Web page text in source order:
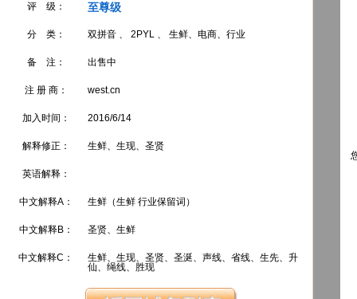
评 级： 至尊级
分 类： 双拼音 、 2PYL 、 生鲜、电商、行业
备 注： 出售中
注 册 商： west.cn
加入时间： 2016/6/14
解释修正： 生鲜、生现、圣贤
英语解释：
中文解释A： 生鲜（生鲜 行业保留词）
中文解释B： 圣贤、生鲜
中文解释C：
生鲜、生现、圣贤、圣涎、声线、省线、生先、升
仙、绳线、胜现